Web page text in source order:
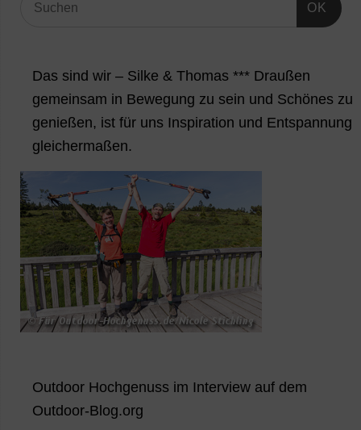
OK
Das sind wir – Silke & Thomas *** Draußen
gemeinsam in Bewegung zu sein und Schönes zu
genießen, ist für uns Inspiration und Entspannung
gleichermaßen.
Outdoor Hochgenuss im Interview auf dem
Outdoor-Blog.org